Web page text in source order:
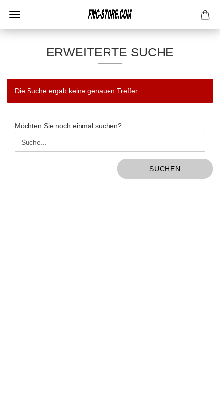
ERWEITERTE SUCHE
Die Suche ergab keine genauen Treffer.
MÖCHTEN
SIE
NOCH
Möchten Sie noch einmal suchen?
SUCHEN